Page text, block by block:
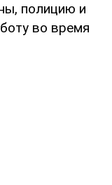
полицию и
во время